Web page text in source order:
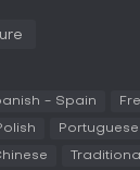
aéreas
paredes
criativas.
misturam
- Spain